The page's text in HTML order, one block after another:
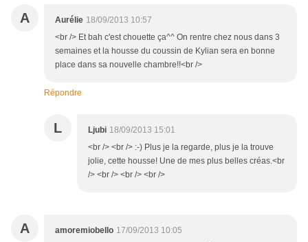
A Aurélie 18/09/2013 10:57
<br /> Et bah c'est chouette ça^^ On rentre chez nous dans 3
semaines et la housse du coussin de Kylian sera en bonne
place dans sa nouvelle chambre!!<br />
Répondre
L Ljubi 18/09/2013 15:01
<br /> <br /> :-) Plus je la regarde, plus je la trouve
jolie, cette housse! Une de mes plus belles créas.<br
/> <br /> <br /> <br />
A amoremiobello 17/09/2013 10:05